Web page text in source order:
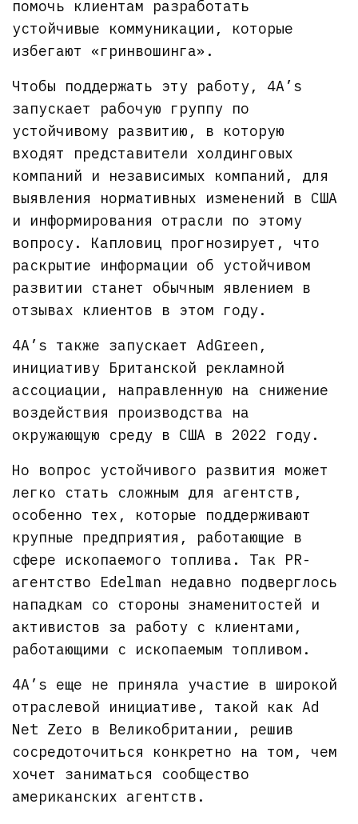
помочь клиентам разработать
устойчивые коммуникации, которые
избегают «гринвошинга».
Чтобы поддержать эту работу, 4A’s
запускает рабочую группу по
устойчивому развитию, в которую
входят представители холдинговых
компаний и независимых компаний, для
выявления нормативных изменений в США
и информирования отрасли по этому
вопросу. Капловиц прогнозирует, что
раскрытие информации об устойчивом
развитии станет обычным явлением в
отзывах клиентов в этом году.
4A’s также запускает AdGreen,
инициативу Британской рекламной
ассоциации, направленную на снижение
воздействия производства на
окружающую среду в США в 2022 году.
Но вопрос устойчивого развития может
легко стать сложным для агентств,
особенно тех, которые поддерживают
крупные предприятия, работающие в
сфере ископаемого топлива. Так PR-
агентство Edelman недавно подверглось
нападкам со стороны знаменитостей и
активистов за работу с клиентами,
работающими с ископаемым топливом.
4A’s еще не приняла участие в широкой
отраслевой инициативе, такой как Ad
Net Zero в Великобритании, решив
сосредоточиться конкретно на том, чем
хочет заниматься сообщество
американских агентств.